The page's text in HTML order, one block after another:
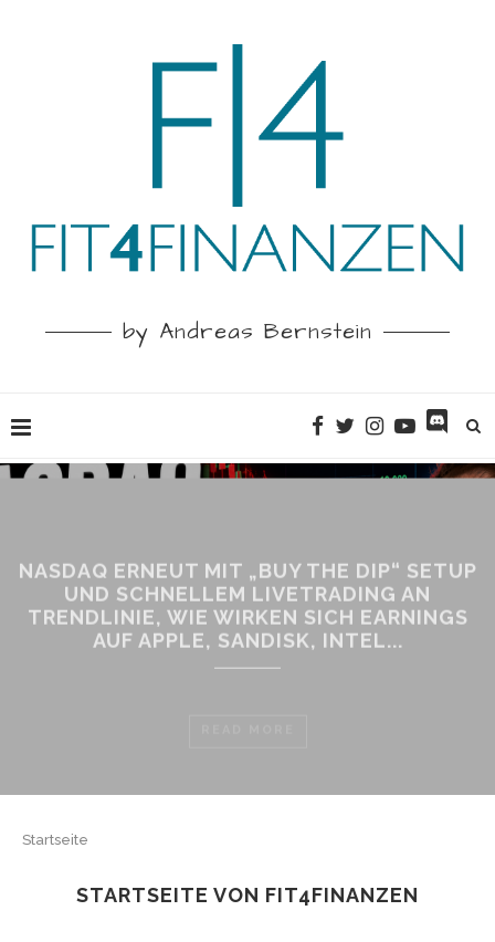
by Andreas Bernstein
NASDAQ ERNEUT MIT „BUY THE DIP“ SETUP
UND SCHNELLEM LIVETRADING AN
TRENDLINIE, WIE WIRKEN SICH EARNINGS
AUF APPLE, SANDISK, INTEL...
Startseite
STARTSEITE VON FIT4FINANZEN